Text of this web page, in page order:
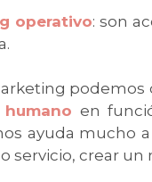
operativo: son
podemos
en
ayuda mucho
servicio, crear un